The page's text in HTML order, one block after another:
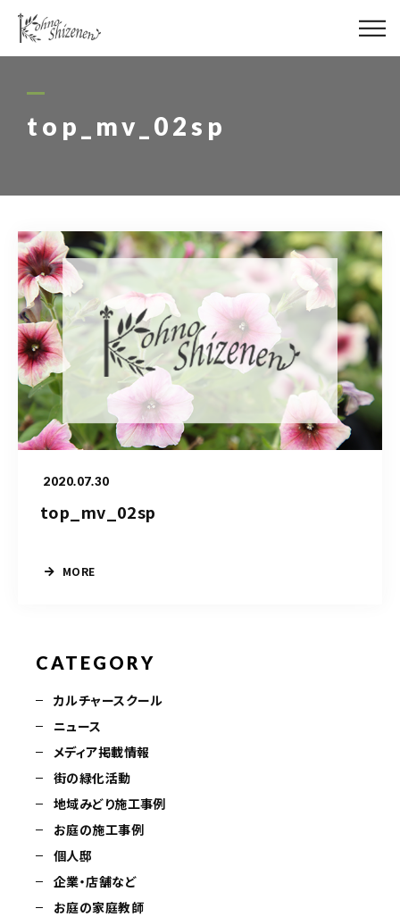
top_mv_02sp
2020.07.30
top_mv_02sp
MORE
CATEGORY
カルチャースクール
ニュース
メディア掲載情報
街の緑化活動
地域みどり施工事例
お庭の施工事例
個人邸
企業・店舗など
お庭の家庭教師
メディア
講座予約カレンダー
ネットショップ
YouTube
造園/施工専用HP
営業時間